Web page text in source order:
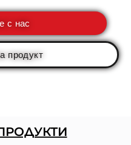
с нас
продукт